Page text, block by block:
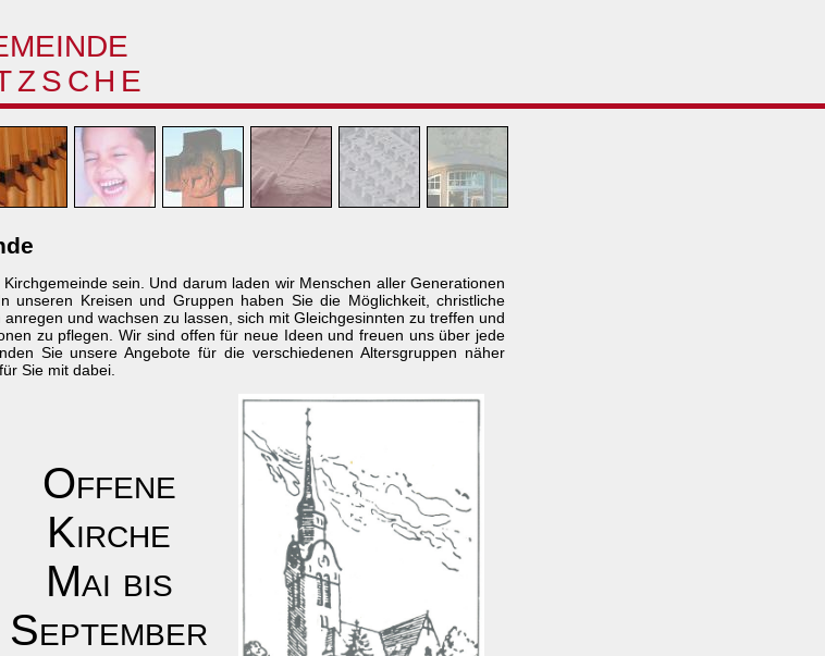
sein. Und darum laden wir Menschen aller Generationen
unseren Kreisen und Gruppen haben Sie die Möglichkeit, christliche
und wachsen zu lassen, sich mit Gleichgesinnten zu treffen und
zu pflegen. Wir sind offen für neue Ideen und freuen uns über jede
Sie unsere Angebote für die verschiedenen Altersgruppen näher
Sie mit dabei.
Offene
Kirche
Mai bis
September